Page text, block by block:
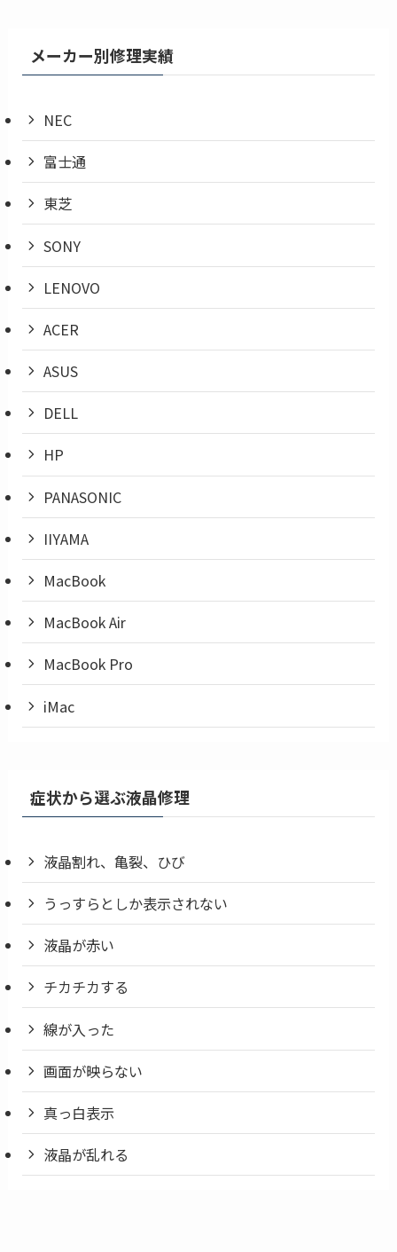
メーカー別修理実績
NEC
富士通
東芝
SONY
LENOVO
ACER
ASUS
DELL
HP
PANASONIC
IIYAMA
MacBook
MacBook Air
MacBook Pro
iMac
症状から選ぶ液晶修理
液晶割れ、亀裂、ひび
うっすらとしか表示されない
液晶が赤い
チカチカする
線が入った
画面が映らない
真っ白表示
液晶が乱れる